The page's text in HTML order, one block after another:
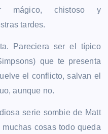
mágico, chistoso y
tardes.
Pareciera ser el típico
que te presenta
el conflicto, salvan el
aunque no.
serie sombie de Matt
cosas todo queda